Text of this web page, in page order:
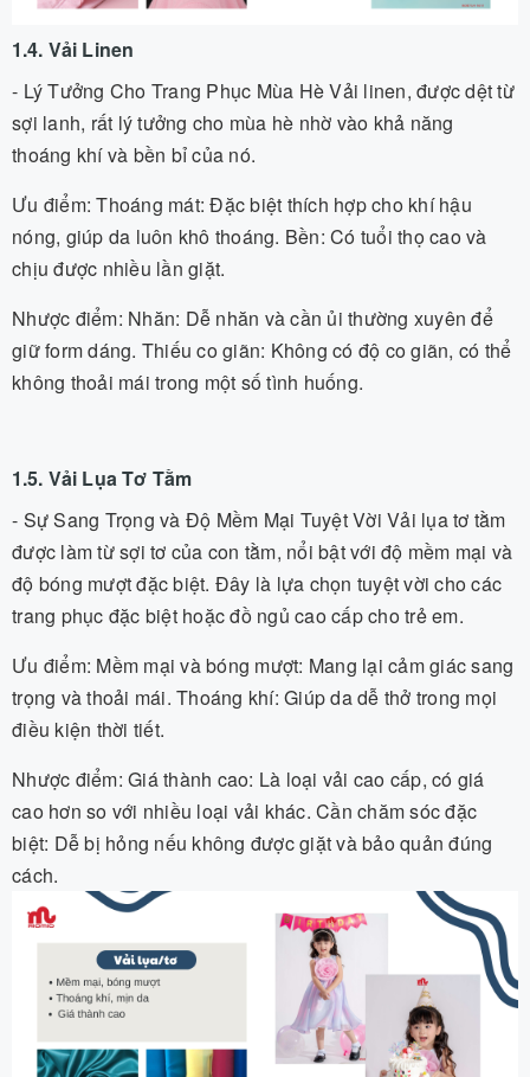
1.4. Vải Linen
- Lý Tưởng Cho Trang Phục Mùa Hè Vải linen, được dệt từ
sợi lanh, rất lý tưởng cho mùa hè nhờ vào khả năng
thoáng khí và bền bỉ của nó.
Ưu điểm: Thoáng mát: Đặc biệt thích hợp cho khí hậu
nóng, giúp da luôn khô thoáng. Bền: Có tuổi thọ cao và
chịu được nhiều lần giặt.
Nhược điểm: Nhăn: Dễ nhăn và cần ủi thường xuyên để
giữ form dáng. Thiếu co giãn: Không có độ co giãn, có thể
không thoải mái trong một số tình huống.
1.5. Vải Lụa Tơ Tằm
- Sự Sang Trọng và Độ Mềm Mại Tuyệt Vời Vải lụa tơ tằm
được làm từ sợi tơ của con tằm, nổi bật với độ mềm mại và
độ bóng mượt đặc biệt. Đây là lựa chọn tuyệt vời cho các
trang phục đặc biệt hoặc đồ ngủ cao cấp cho trẻ em.
Ưu điểm: Mềm mại và bóng mượt: Mang lại cảm giác sang
trọng và thoải mái. Thoáng khí: Giúp da dễ thở trong mọi
điều kiện thời tiết.
Nhược điểm: Giá thành cao: Là loại vải cao cấp, có giá
cao hơn so với nhiều loại vải khác. Cần chăm sóc đặc
biệt: Dễ bị hỏng nếu không được giặt và bảo quản đúng
cách.